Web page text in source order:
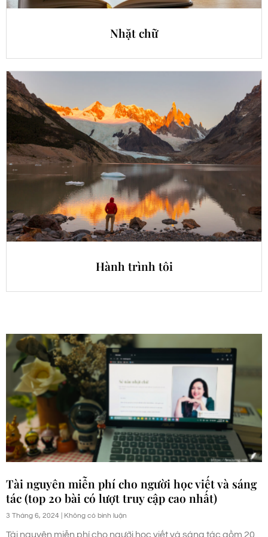
Nhặt chữ
Hành trình tôi
Tài nguyên miễn phí cho người học viết và sáng
tác (top 20 bài có lượt truy cập cao nhất)
3 Tháng 6, 2024 Không có bình luận
Tài nguyên miễn phí cho người học viết và sáng tác gồm 20